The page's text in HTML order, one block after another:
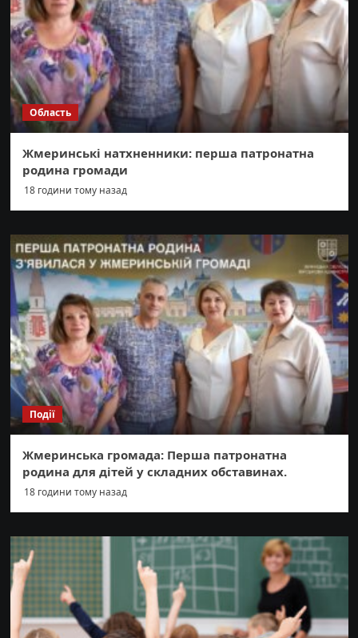
Область
Жмеринські натхненники: перша патронатна
родина громади
18 години тому назад
Події
Жмеринська громада: Перша патронатна
родина для дітей у складних обставинах.
18 години тому назад